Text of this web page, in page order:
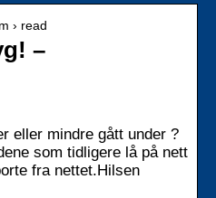
› read
–
eller mindre gått under ?
som tidligere lå på nett
fra nettet.Hilsen